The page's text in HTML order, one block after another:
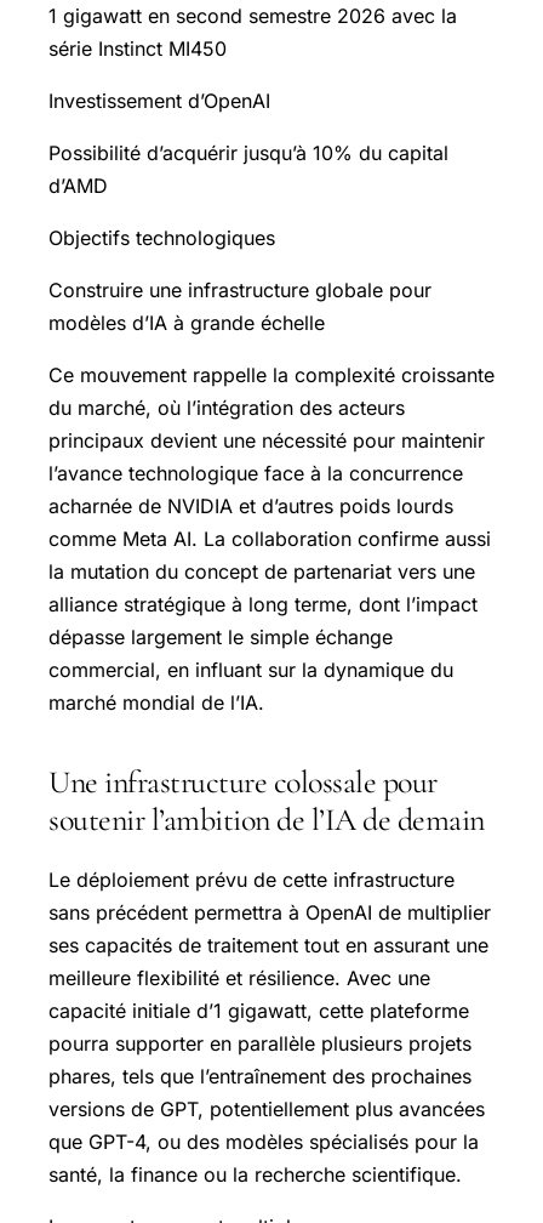
1 gigawatt en second semestre 2026 avec la
série Instinct MI450
Investissement d’OpenAI
Possibilité d’acquérir jusqu’à 10% du capital
d’AMD
Objectifs technologiques
Construire une infrastructure globale pour
modèles d’IA à grande échelle
Ce mouvement rappelle la complexité croissante
du marché, où l’intégration des acteurs
principaux devient une nécessité pour maintenir
l’avance technologique face à la concurrence
acharnée de NVIDIA et d’autres poids lourds
comme Meta AI. La collaboration confirme aussi
la mutation du concept de partenariat vers une
alliance stratégique à long terme, dont l’impact
dépasse largement le simple échange
commercial, en influant sur la dynamique du
marché mondial de l’IA.
Une infrastructure colossale pour
soutenir l’ambition de l’IA de demain
Le déploiement prévu de cette infrastructure
sans précédent permettra à OpenAI de multiplier
ses capacités de traitement tout en assurant une
meilleure flexibilité et résilience. Avec une
capacité initiale d’1 gigawatt, cette plateforme
pourra supporter en parallèle plusieurs projets
phares, tels que l’entraînement des prochaines
versions de GPT, potentiellement plus avancées
que GPT-4, ou des modèles spécialisés pour la
santé, la finance ou la recherche scientifique.